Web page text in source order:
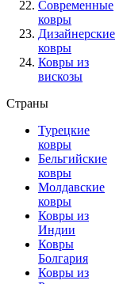
Современные
ковры
Дизайнерские
ковры
Ковры из
вискозы
Страны
Турецкие
ковры
Бельгийские
ковры
Молдавские
ковры
Ковры из
Индии
Ковры
Болгария
Ковры из